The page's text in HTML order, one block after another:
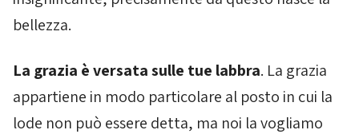
bellezza.
La grazia è versata sulle tue labbra. La grazia
appartiene in modo particolare al posto in cui la
lode non può essere detta, ma noi la vogliamo